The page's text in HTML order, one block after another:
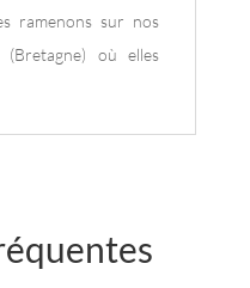
ramenons sur nos
(Bretagne) où elles